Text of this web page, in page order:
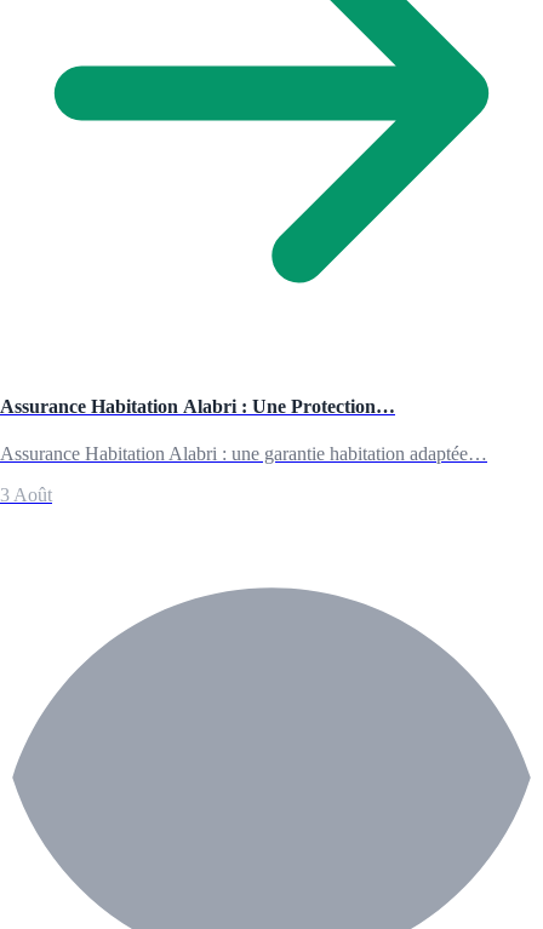
Assurance Habitation Alabri : Une Protection…
Assurance Habitation Alabri : une garantie habitation adaptée…
3 Août